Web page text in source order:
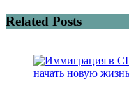
Related Posts